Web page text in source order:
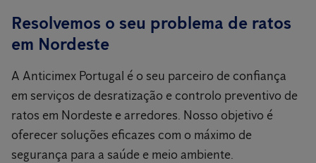
Resolvemos o seu problema de ratos
em Nordeste
A Anticimex Portugal é o seu parceiro de confiança
em serviços de desratização e controlo preventivo de
ratos em Nordeste e arredores. Nosso objetivo é
oferecer soluções eficazes com o máximo de
segurança para a saúde e meio ambiente.